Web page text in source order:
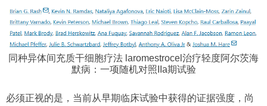
同种异体间充质干细胞疗法 laromestrocel治疗轻度阿尔茨海
默病：一项随机对照IIa期试验
必须正视的是，当前从早期临床试验中获得的证据强度，尚